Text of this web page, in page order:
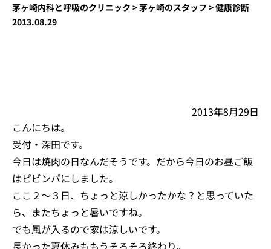
茅ヶ崎内科と呼吸のクリニック >茅ヶ崎のスタッフ >健康診断
2013.08.29
2013年8月29日
こんにちは。
受付・深田です。
今日は焼肉の日なんだそうです。だから今日のお昼ご飯
はピビンパにしました。
ここ２～３日、ちょっと涼しかったかな？と思っていた
ら、またちょっと暑いですね。
でも風が入るので家は涼しいです。
長かった夏休みももうそろそろ終わり。